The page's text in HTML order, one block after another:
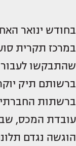
בחודש ינואר
במרכז תקרית
שהתבקשו
ברשותם תיק
ברשתות
עובדת המכס,
הוגשה נגדם